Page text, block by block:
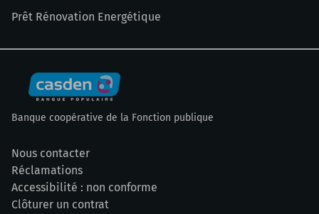
Prêt Rénovation Energétique
Banque coopérative de la Fonction publique
Nous contacter
Réclamations
Accessibilité : non conforme
Clôturer un contrat